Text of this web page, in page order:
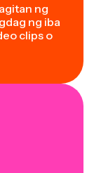
ng
ng iba
clips o